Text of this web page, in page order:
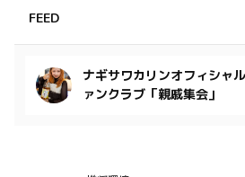
FEED
ナギサワカリンオフィシャ
ァンクラブ「親戚集会」